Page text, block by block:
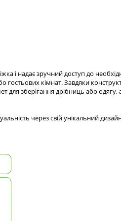
і надає зручний доступ до
гостьових кімнат. Завдяки
зберігання дрібниць або
через свій унікальний